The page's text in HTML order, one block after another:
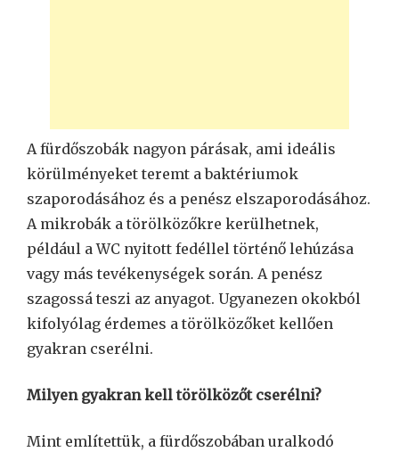
A fürdőszobák nagyon párásak, ami ideális
körülményeket teremt a baktériumok
szaporodásához és a penész elszaporodásához.
A mikrobák a törölközőkre kerülhetnek,
például a WC nyitott fedéllel történő lehúzása
vagy más tevékenységek során. A penész
szagossá teszi az anyagot. Ugyanezen okokból
kifolyólag érdemes a törölközőket kellően
gyakran cserélni.
Milyen gyakran kell törölközőt cserélni?
Mint említettük, a fürdőszobában uralkodó